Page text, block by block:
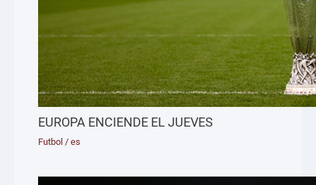
EUROPA ENCIENDE EL JUEVES
Futbol /es